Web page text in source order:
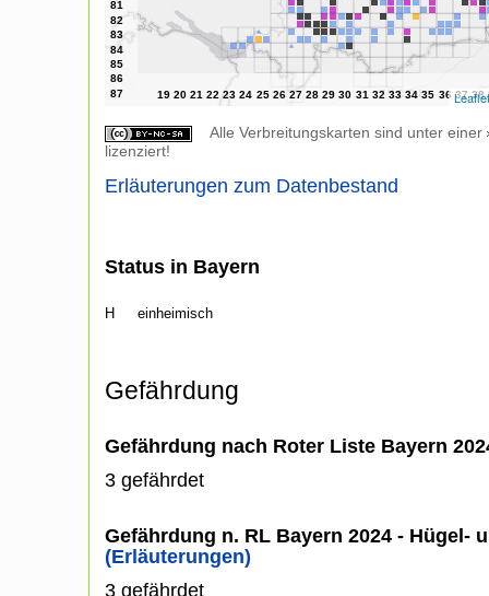
Leaflet
Alle Verbreitungskarten sind unter einer
lizenziert!
Erläuterungen zum Datenbestand
Status in Bayern
H einheimisch
Gefährdung
Gefährdung nach Roter Liste Bayern
3 gefährdet
Gefährdung n. RL Bayern 2024 - Hügel-
(Erläuterungen)
3 gefährdet